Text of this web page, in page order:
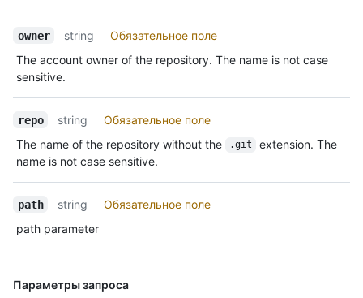
owner string
Обязательное поле
The account owner of the repository. The name is not case
sensitive.
repo string
Обязательное поле
The name of the repository without the
.git
extension. The
name is not case sensitive.
path string
Обязательное поле
path parameter
Параметры запроса